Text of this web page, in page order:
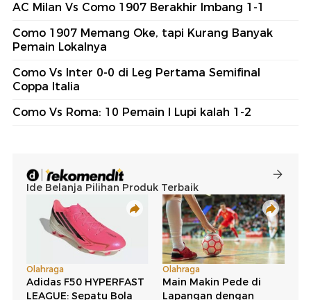
AC Milan Vs Como 1907 Berakhir Imbang 1-1
Como 1907 Memang Oke, tapi Kurang Banyak
Pemain Lokalnya
Como Vs Inter 0-0 di Leg Pertama Semifinal
Coppa Italia
Como Vs Roma: 10 Pemain I Lupi kalah 1-2